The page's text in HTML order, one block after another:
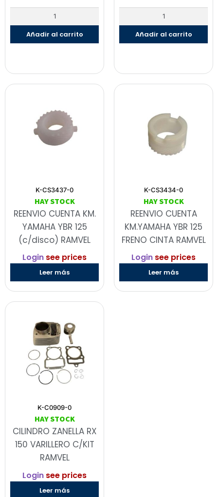
Añadir al carrito Añadir al carrito
K-CS3437-0
HAY STOCK
REENVIO CUENTA KM.
YAMAHA YBR 125
(c/disco) RAMVEL
Login see prices
Leer más
K-CS3434-0
HAY STOCK
REENVIO CUENTA
KM.YAMAHA YBR 125
FRENO CINTA RAMVEL
Login see prices
Leer más
K-C0909-0
HAY STOCK
CILINDRO ZANELLA RX
150 VARILLERO C/KIT
RAMVEL
Login see prices
Leer más